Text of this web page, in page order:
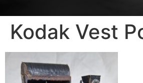
Kodak Vest